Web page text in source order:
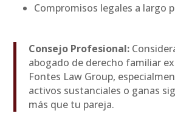
Compromisos legales a largo
Consejo Profesional:
abogado de derecho familiar
Fontes Law Group,
activos sustanciales o ganas
más que tu pareja.